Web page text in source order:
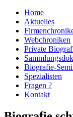
Home
Aktuelles
Webchroniken
Private
Biografie-
Spezialisten
Fragen ?
Kontakt